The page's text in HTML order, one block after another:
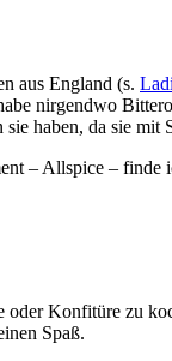
aus England (s.
nirgendwo
haben, da sie mit
– Allspice –
Konfitüre zu
Spaß.